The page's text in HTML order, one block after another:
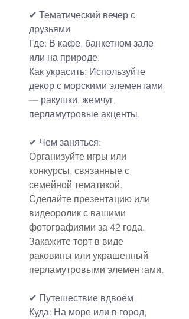
✔ Тематический вечер с
друзьями
Где: В кафе, банкетном зале
или на природе.
Как украсить: Используйте
декор с морскими элементами
— ракушки, жемчуг,
перламутровые акценты.
✔ Чем заняться:
Организуйте игры или
конкурсы, связанные с
семейной тематикой.
Сделайте презентацию или
видеоролик с вашими
фотографиями за 42 года.
Закажите торт в виде
раковины или украшенный
перламутровыми элементами.
✔ Путешествие вдвоём
Куда: На море или в город,